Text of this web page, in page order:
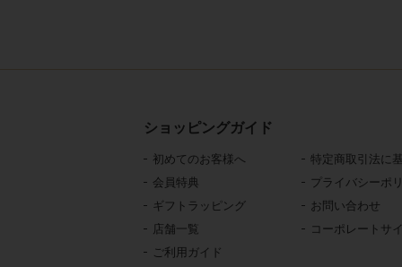
ショッピングガイド
初めてのお客様へ
会員特典
ギフトラッピング
店舗一覧
ご利用ガイド
特定商取引法に
プライバシーポ
お問い合わせ
コーポレートサ